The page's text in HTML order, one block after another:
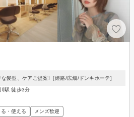
な髪型、ケアご提案!［姫路/広畑/ドンキホーテ]
駅 徒歩3分
・使える メンズ歓迎